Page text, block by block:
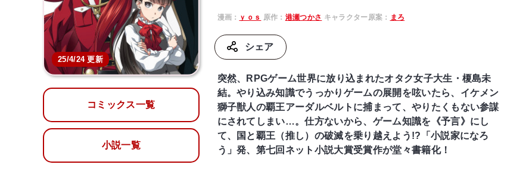
25/4/24 更新
コミックス一覧
小説一覧
漫画： ｙｏｓ 原作： 港瀬つかさ キャラクター原案： まろ
シェア
突然、RPGゲーム世界に放り込まれたオタク女子大生・榎島未
結。やり込み知識でうっかりゲームの展開を呟いたら、イケメン
獅子獣人の覇王アーダルベルトに捕まって、やりたくもない参謀
にされてしまい…。仕方ないから、ゲーム知識を《予言》にし
て、国と覇王（推し）の破滅を乗り越えよう!?「小説家になろ
う」発、第七回ネット小説大賞受賞作が堂々書籍化！